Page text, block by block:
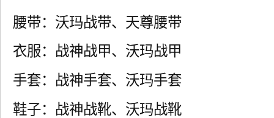
腰带：沃玛战带、天尊腰带
衣服：战神战甲、沃玛战甲
手套：战神手套、沃玛手套
鞋子：战神战靴、沃玛战靴